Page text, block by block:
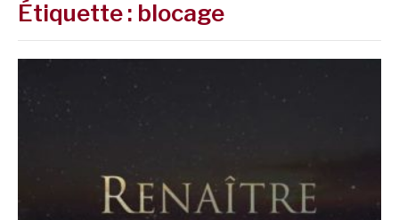
Étiquette : blocage